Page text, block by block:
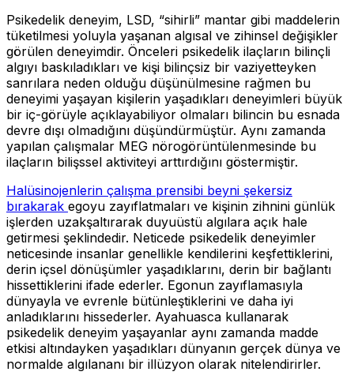
Psikedelik deneyim, LSD, “sihirli” mantar gibi maddelerin
tüketilmesi yoluyla yaşanan algısal ve zihinsel değişikler
görülen deneyimdir. Önceleri psikedelik ilaçların bilinçli
algıyı baskıladıkları ve kişi bilinçsiz bir vaziyetteyken
sanrılara neden olduğu düşünülmesine rağmen bu
deneyimi yaşayan kişilerin yaşadıkları deneyimleri büyük
bir iç-görüyle açıklayabiliyor olmaları bilincin bu esnada
devre dışı olmadığını düşündürmüştür. Aynı zamanda
yapılan çalışmalar MEG nörogörüntülenmesinde bu
ilaçların bilişssel aktiviteyi arttırdığını göstermiştir.
Halüsinojenlerin çalışma prensibi beyni şekersiz
bırakarak egoyu zayıflatmaları ve kişinin zihnini günlük
işlerden uzakşaltırarak duyuüstü algılara açık hale
getirmesi şeklindedir. Neticede psikedelik deneyimler
neticesinde insanlar genellikle kendilerini keşfettiklerini,
derin içsel dönüşümler yaşadıklarını, derin bir bağlantı
hissettiklerini ifade ederler. Egonun zayıflamasıyla
dünyayla ve evrenle bütünleştiklerini ve daha iyi
anladıklarını hissederler. Ayahuasca kullanarak
psikedelik deneyim yaşayanlar aynı zamanda madde
etkisi altındayken yaşadıkları dünyanın gerçek dünya ve
normalde algılananı bir illüzyon olarak nitelendirirler.